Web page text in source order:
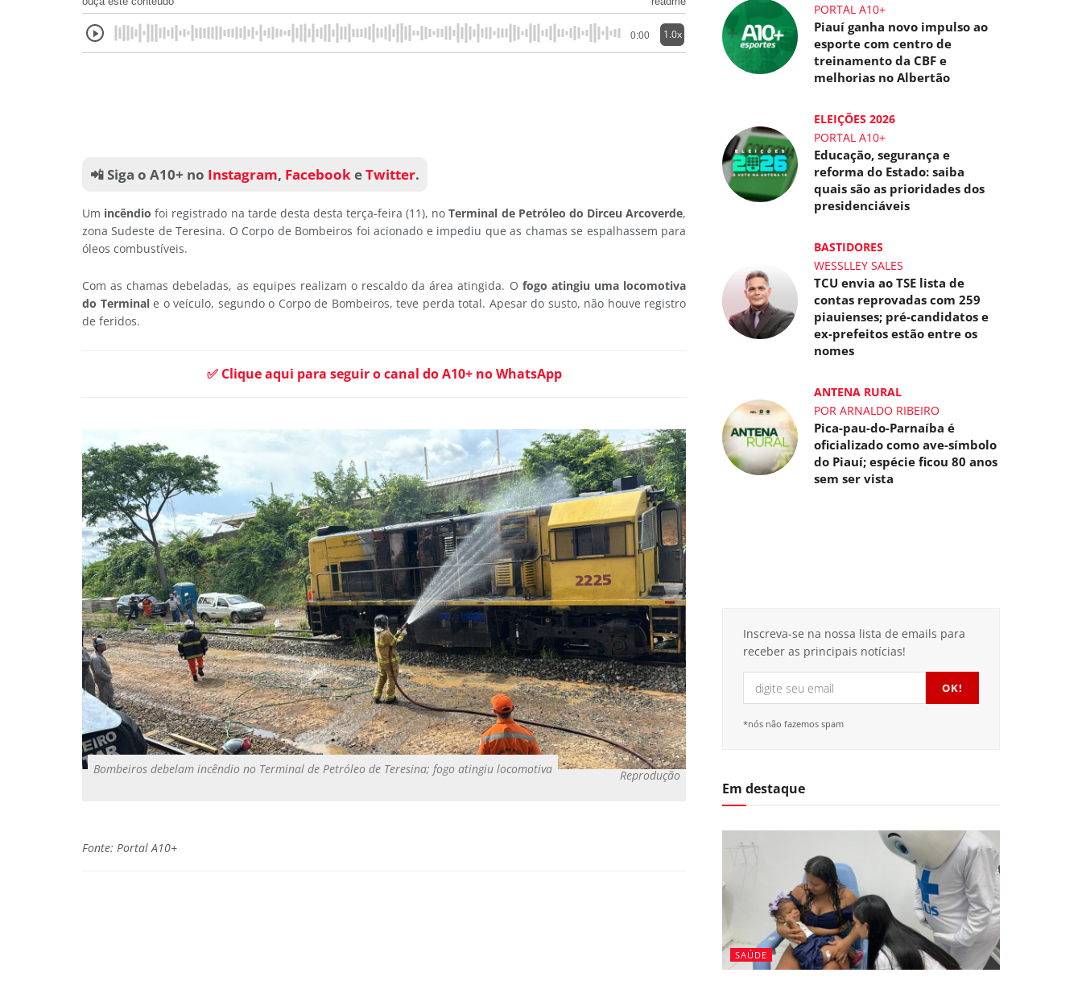
0:00 1.0x
📲 Siga o A10+ no Instagram, FacebookeTwitter.
Um incêndiofoi registrado na tarde desta desta terça-feira (11), noTerminal de Petróleo do Dirceu Arcoverde,
zona Sudeste de Teresina. O Corpo de Bombeiros foi acionado e impediu que as chamas se espalhassem para
óleos combustíveis.
Com as chamas debeladas, as equipes realizam o rescaldo da área atingida. O fogo atingiu uma locomotiva
do Terminal e o veículo, segundo o Corpo de Bombeiros, teve perda total. Apesar do susto, não houve registro
de feridos.
✅ Clique aqui para seguir o canal do A10+ no WhatsApp
Bombeiros debelam incêndio no Terminal de Petróleo de Teresina; fogo atingiu locomotiva Reprodução
Fonte: Portal A10+
PORTAL A10+
Piauí ganha novo impulso ao
esporte com centro de
treinamento da CBF e
melhorias no Albertão
ELEIÇÕES 2026
PORTAL A10+
Educação, segurança e
reforma do Estado: saiba
quais são as prioridades dos
presidenciáveis
BASTIDORES
WESSLLEY SALES
TCU envia ao TSE lista de
contas reprovadas com 259
piauienses; pré-candidatos e
ex-prefeitos estão entre os
nomes
ANTENA RURAL
POR ARNALDO RIBEIRO
Pica-pau-do-Parnaíba é
oficializado como ave-símbolo
do Piauí; espécie ficou 80 anos
sem ser vista
Inscreva-se na nossa lista de emails para
receber as principais notícias!
*nós não fazemos spam
Em destaque
SAÚDE